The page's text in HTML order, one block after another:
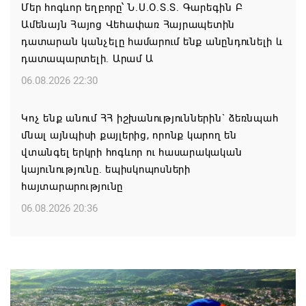
Մեր հոգևոր եղբորը՝ Ն.Ս.Օ.Տ.Տ. Գարեգին Բ
Ամենայն Հայոց Վեհափառ Հայրապետին
դատարան կանչելը համարում ենք անընդունելի և
դատապարտելի. Արամ Ա
06.08.2026 22:30
Կոչ ենք անում ՀՀ իշխանություններին` ձեռնպահ
մնալ այնպիսի քայլերից, որոնք կարող են
վտանգել երկրի հոգևոր ու հասարակական
կայունությունը. եպիսկոպոսների
հայտարարությունը
06.08.2026 20:36
այցելելուց․ Մատվիենկո
06.08.2026 20:30